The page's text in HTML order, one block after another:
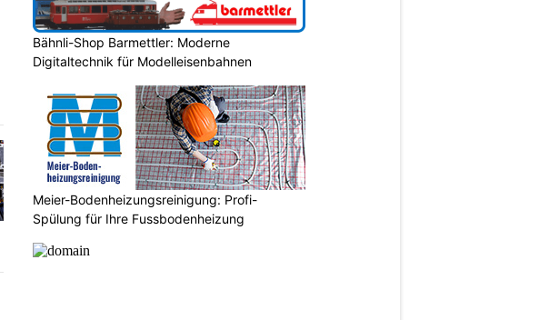
Bähnli-Shop Barmettler: Moderne
Digitaltechnik für Modelleisenbahnen
Meier-Bodenheizungsreinigung: Profi-
Spülung für Ihre Fussbodenheizung